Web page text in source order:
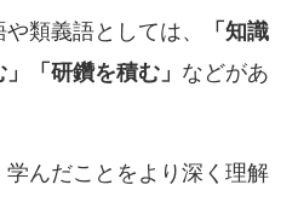
類義語としては、
「知識
「研鑽を積む」 などがあ
学んだことをより深く理解